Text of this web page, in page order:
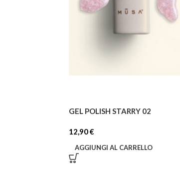
GEL POLISH STARRY 02
12,90€
AGGIUNGI AL CARRELLO